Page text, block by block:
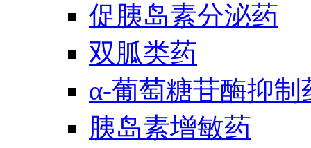
促胰岛素分泌药
双胍类药
α-葡萄糖苷酶抑制
胰岛素增敏药